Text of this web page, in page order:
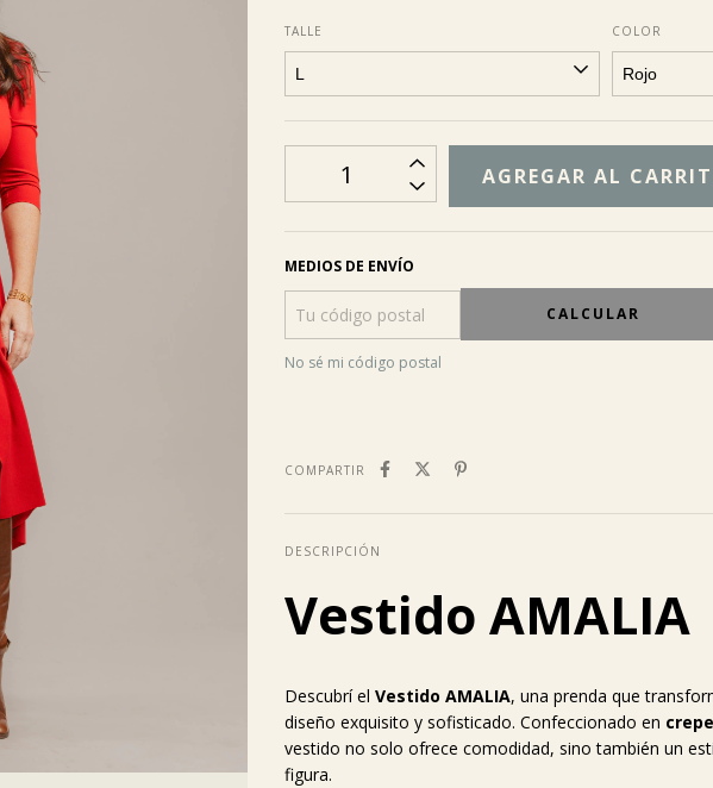
TALLE COLOR
MEDIOS DE ENVÍO
CALCULAR
No sé mi código postal
COMPARTIR
DESCRIPCIÓN
Vestido AMALIA
Descubrí el Vestido AMALIA, una prenda que
diseño exquisito y sofisticado. Confeccionado en
vestido no solo ofrece comodidad, sino también un
figura.